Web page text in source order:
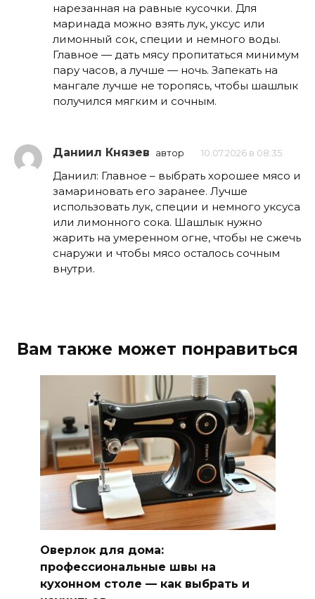
нарезанная на равные кусочки. Для
маринада можно взять лук, уксус или
лимонный сок, специи и немного воды.
Главное — дать мясу пропитаться минимум
пару часов, а лучше — ночь. Запекать на
мангале лучше не торопясь, чтобы шашлык
получился мягким и сочным.
Даниил Князев автор 10.07.2026 в 08:35
Даниил: Главное – выбрать хорошее мясо и
замариновать его заранее. Лучше
использовать лук, специи и немного уксуса
или лимонного сока. Шашлык нужно
жарить на умеренном огне, чтобы не сжечь
снаружи и чтобы мясо осталось сочным
внутри.
Вам также может понравиться
Оверлок для дома:
профессиональные швы на
кухонном столе — как выбрать и